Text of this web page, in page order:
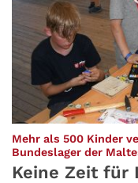
Mehr als 500 Kinder
Bundeslager der
Keine Zeit für